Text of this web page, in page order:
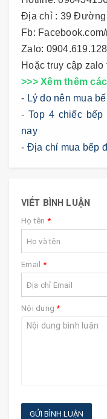
Địa chỉ : 39
Fb:
Zalo: 0904.619.128
Hoặc truy cập
>>> Xêm thêm
- Lý do nên mua
-Top 4 chiếc
nay
- Địa chỉ mua bếp
VIẾT BÌNH LUẬN
Họ tên *
Email *
Nội dung*
GỬI BÌNH LUẬN